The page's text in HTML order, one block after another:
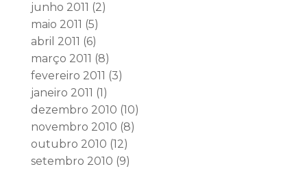
junho 2011 (2)
maio 2011 (5)
abril 2011 (6)
março 2011 (8)
fevereiro 2011 (3)
janeiro 2011 (1)
dezembro 2010 (10)
novembro 2010 (8)
outubro 2010 (12)
setembro 2010 (9)